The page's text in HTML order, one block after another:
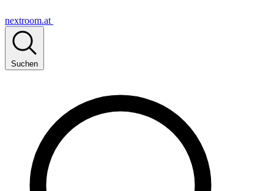
nextroom.at
Suchen